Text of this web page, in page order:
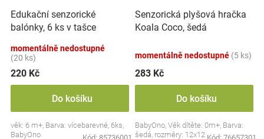
Edukační senzorické
balónky, 6 ks v tašce
momentálně nedostupné
(20 ks)
220 Kč
Do košíku
věk: 6 m+, Barva: vícebarevné, 6ks,
BabyOno
Kód: 85736001
Senzorická plyšová hračka
Koala Coco, šedá
momentálně nedostupné (5 ks)
283 Kč
Do košíku
BabyOno, Věk dítěte: 0m+, Barva:
šedá, rozměry: 12x12 cm.
Kód: 76657301